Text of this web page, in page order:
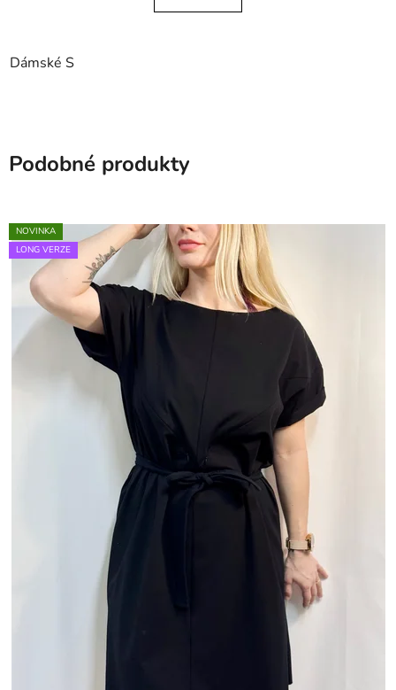
Dámské S
Podobné produkty
NOVINKA
LONG VERZE